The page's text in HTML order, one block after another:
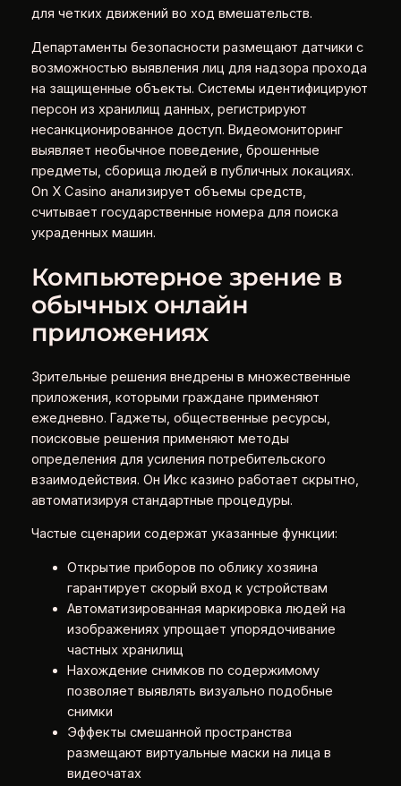
для четких движений во ход вмешательств.
Департаменты безопасности размещают датчики с
возможностью выявления лиц для надзора прохода
на защищенные объекты. Системы идентифицируют
персон из хранилищ данных, регистрируют
несанкционированное доступ. Видеомониторинг
выявляет необычное поведение, брошенные
предметы, сборища людей в публичных локациях.
On X Casino анализирует объемы средств,
считывает государственные номера для поиска
украденных машин.
Компьютерное зрение в
обычных онлайн
приложениях
Зрительные решения внедрены в множественные
приложения, которыми граждане применяют
ежедневно. Гаджеты, общественные ресурсы,
поисковые решения применяют методы
определения для усиления потребительского
взаимодействия. Он Икс казино работает скрытно,
автоматизируя стандартные процедуры.
Частые сценарии содержат указанные функции:
Открытие приборов по облику хозяина
гарантирует скорый вход к устройствам
Автоматизированная маркировка людей на
изображениях упрощает упорядочивание
частных хранилищ
Нахождение снимков по содержимому
позволяет выявлять визуально подобные
снимки
Эффекты смешанной пространства
размещают виртуальные маски на лица в
видеочатах